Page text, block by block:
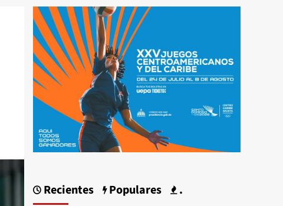
Recientes Populares .